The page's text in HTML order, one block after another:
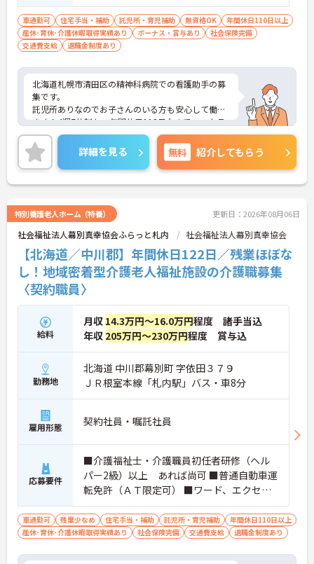
車通勤可 住宅手当・補助 託児所・育児補助 無資格OK
年間休日110日以上
産休･育休･介護休暇取得実績あり
ボーナス・賞与あり
社会保険完備
交通費支給
退職金制度あり
北海道札幌市清田区の精神科病院での看護助手の募
集です。
託児所ありなのでお子さんのいる方も安心して働け
ます！4週7休制かつ年間休日113日なのでワークラ
イフバランスを整えやすい環境でお仕事できます。
ご興味のある方は、面接のポイントをお伝えします
のでお気軽にお問い合せください。
詳細を見る 無料 紹介してもらう
特別養護老人ホーム（特養） 更新日：2026年08月06日
社会福祉法人幕別真幸協会ふらっと札内 社会福祉法人幕別真幸協会
【北海道／中川郡】年間休日122日／残業ほぼな
し！地域密着型介護老人福祉施設の介護職募集
〈契約職員〉
給料
月収 14.3万円～16.0万円程度 諸手当込
年収 205万円～230万円程度 賞与込
勤務地
北海道 中川郡幕別町 字依田３７９
ＪＲ根室本線「札内駅」バス・車8分
雇用形態 契約社員・嘱託社員
応募要件
■介護福祉士・介護職員初任者研修（ヘル
パー2級）以上 あれば尚可 ■普通自動車運
転免許（ＡＴ限定可） ■ワード、エクセル
の入力程度 ※介護業務経験 あれば尚可
車通勤可 残業少なめ 住宅手当・補助 託児所・育児補助
年間休日110日以上
産休･育休･介護休暇取得実績あり
社会保険完備 交通費支給 退職金制度あり